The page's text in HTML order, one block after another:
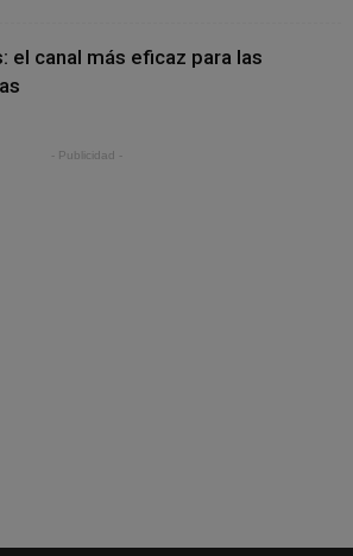
el canal más eficaz para las
- Publicidad -